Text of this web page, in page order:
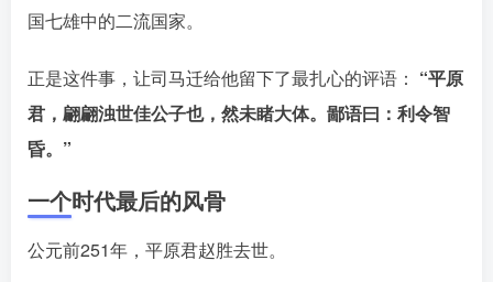
国七雄中的二流国家󠄹󠅀󠄪󠄢󠄡󠄦󠄞󠄧󠄣󠄞󠄢󠄡󠄦󠄞󠄡󠄩󠅬󠅅󠅃󠄵󠅂󠄪󠅗󠅥󠅕󠅣󠅤󠅬󠅄󠄹󠄽󠄵󠄪󠄢󠄠󠄢󠄦󠄝󠄠󠄨󠄝󠄠󠄨󠄐󠄠󠄨󠄪󠄥󠄤󠄪󠄤󠄣󠅬󠅨󠅙󠅑󠅟󠅗󠅒󠄞󠅓󠅟󠅝󠄐󠇕󠆠󠅿󠇖󠆄󠆩󠇕󠅿󠆈󠇗󠆭󠆁󠄐󠇗󠅹󠅸󠇖󠆍󠅳󠇖󠅹󠅰󠇖󠆌󠅹。
正是这件事，让司马迁给他留下了最扎心的评语： “平原
君，翩翩浊世佳公子也，然未睹大体。鄙语曰：利令智
昏。”󠄹󠅀󠄪󠄢󠄡󠄦󠄞󠄧󠄣󠄞󠄢󠄡󠄦󠄞󠄡󠄩󠅬󠅅󠅃󠄵󠅂󠄪󠅗󠅥󠅕󠅣󠅤󠅬󠅄󠄹󠄽󠄵󠄪󠄢󠄠󠄢󠄦󠄝󠄠󠄨󠄝󠄠󠄨󠄐󠄠󠄨󠄪󠄥󠄤󠄪󠄤󠄣󠅬󠅨󠅙󠅑󠅟󠅗󠅒󠄞󠅓󠅟󠅝󠄐󠇕󠆠󠅿󠇖󠆄󠆩󠇕󠅿󠆈󠇗󠆭󠆁󠄐󠇗󠅹󠅸󠇖󠆍󠅳󠇖󠅹󠅰󠇖󠆌󠅹
一个时代最后的风骨
公元前251年，平原君赵胜去世。